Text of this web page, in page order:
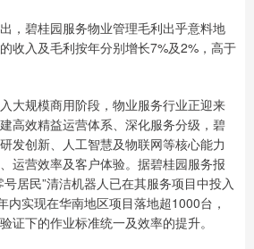
碧桂园服务物业管理毛利出乎意料地
收入及毛利按年分别增长7%及2%，高于
规模商用阶段，物业服务行业正迎来
高效精益运营体系、深化服务分级，碧
发创新、人工智慧及物联网等核心能力
运营效率及客户体验。据碧桂园服务报
居民”清洁机器人已在其服务项目中投入
内实现在华南地区项目落地超1000台，
证下的作业标准统一及效率的提升。